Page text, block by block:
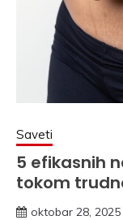
Saveti
5 efikasnih
tokom
oktobar 28, 2025